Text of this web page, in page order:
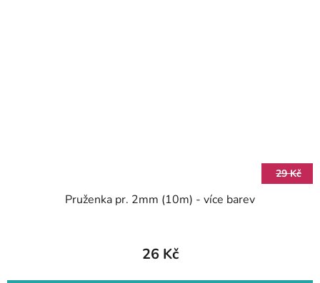
29 Kč
Pruženka pr. 2mm (10m) - více barev
26 Kč